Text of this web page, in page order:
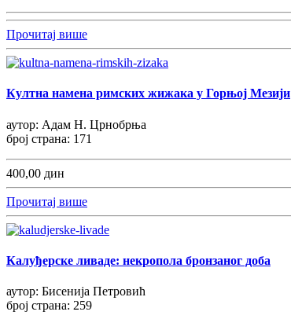
Прочитај више
Култна намена римских жижака у Горњој Мезији
аутор: Адам Н. Црнобрња
број страна: 171
400,00 дин
Прочитај више
Калуђерске ливаде: некропола бронзаног доба
аутор: Бисенија Петровић
број страна: 259